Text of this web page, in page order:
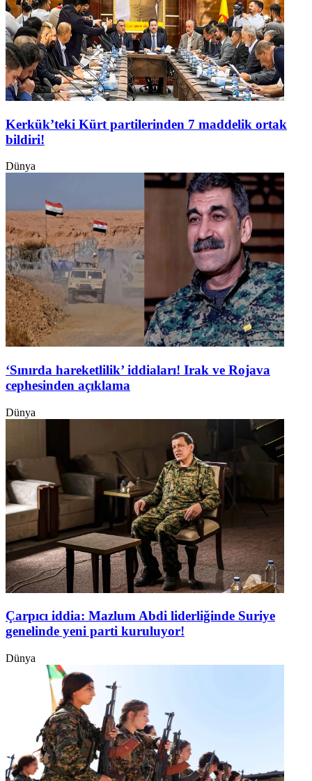
Kerkük’teki Kürt partilerinden 7 maddelik ortak
bildiri!
Dünya
‘Sınırda hareketlilik’ iddiaları! Irak ve Rojava
cephesinden açıklama
Dünya
Çarpıcı iddia: Mazlum Abdi liderliğinde Suriye
genelinde yeni parti kuruluyor!
Dünya